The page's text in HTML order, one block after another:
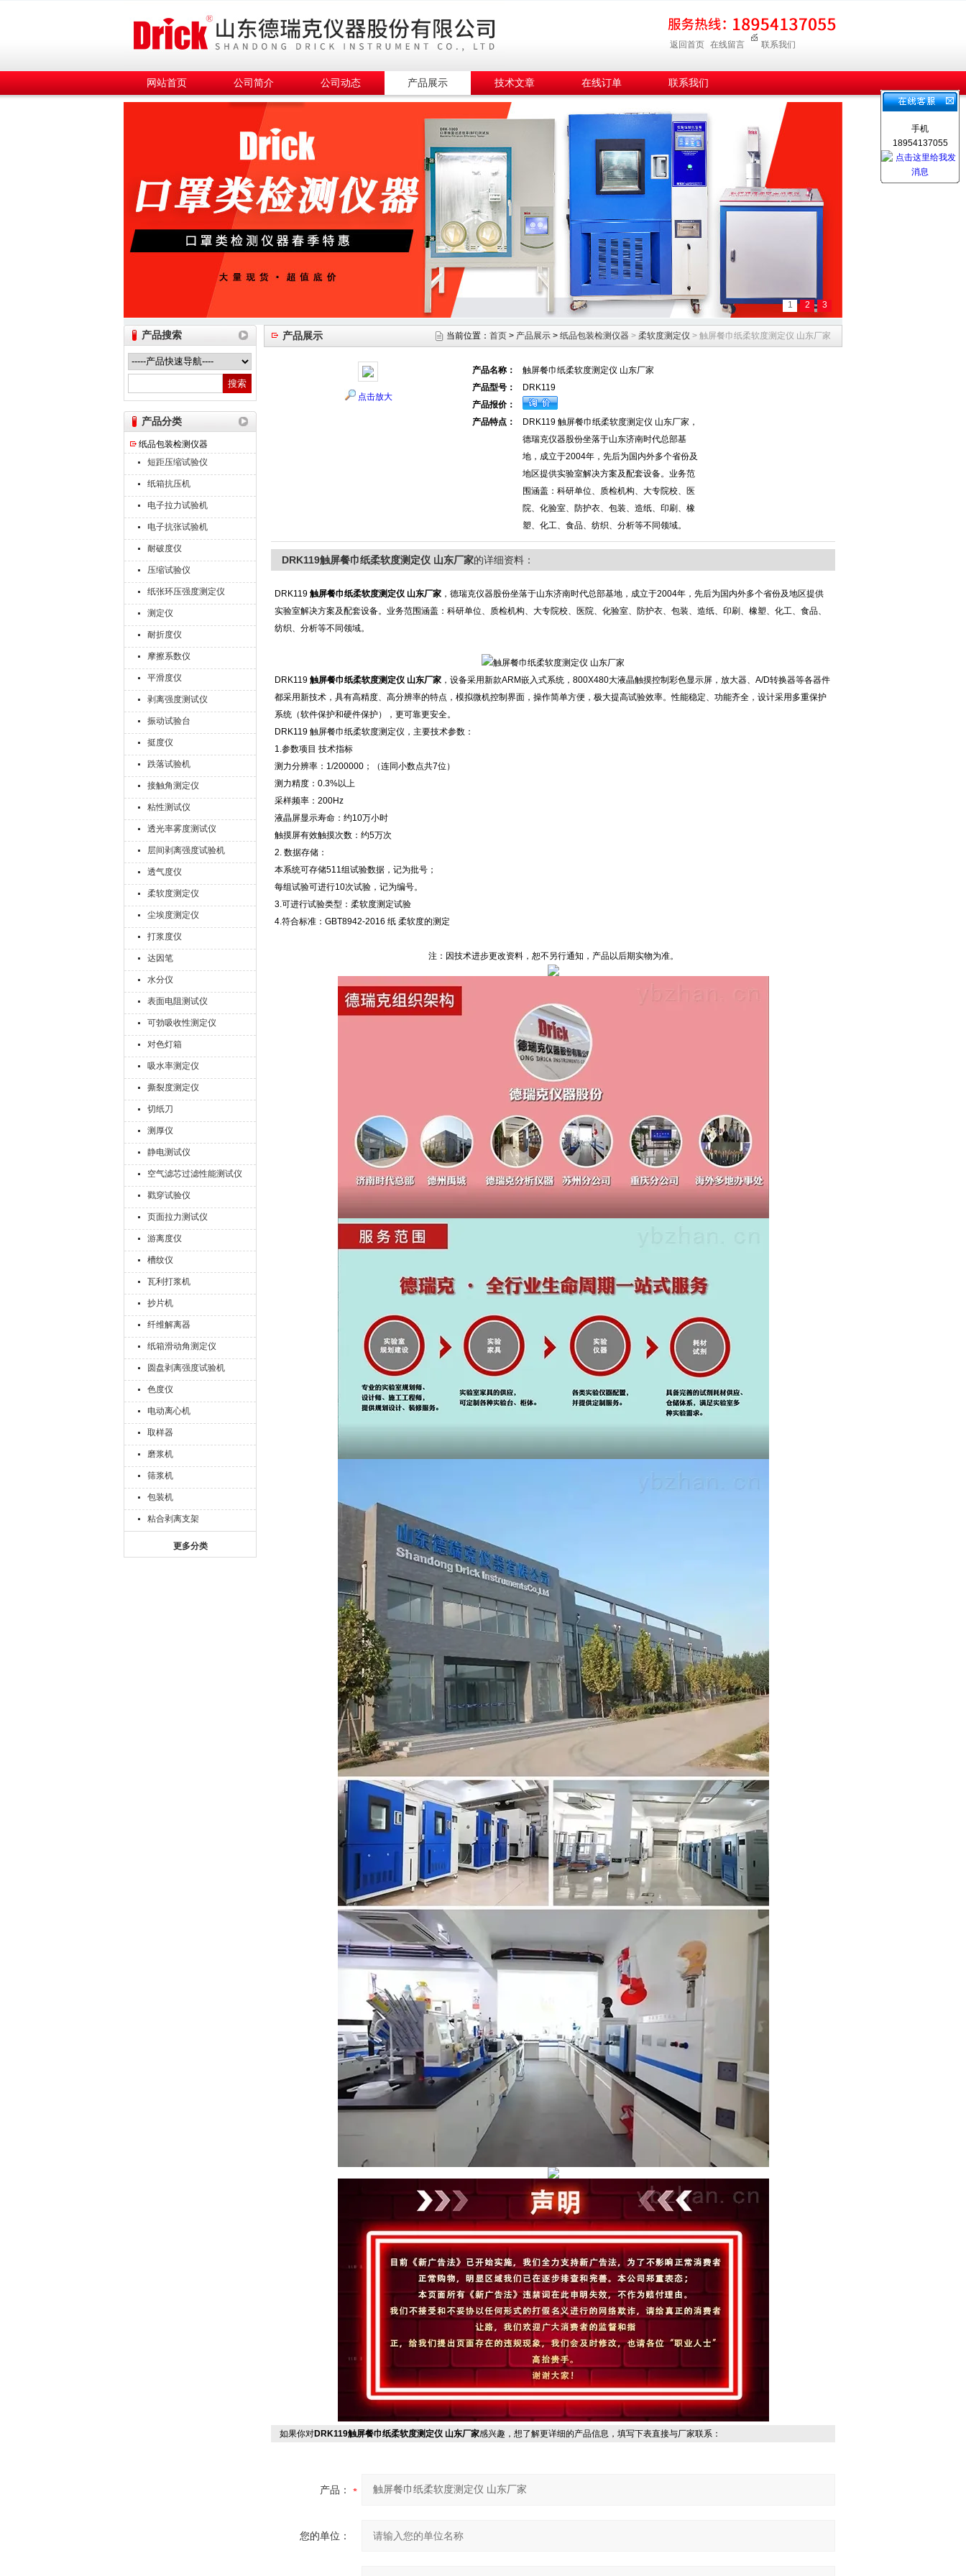
山东德瑞克仪器股份有限公司
返回首页 在线留言 联系我们
网站首页 公司简介 公司动态 产品展示 技术文章 在线订单 联系我们
1 2 3
产品搜索
产品分类
纸品包装检测仪器
短距压缩试验仪
纸箱抗压机
电子拉力试验机
电子抗张试验机
耐破度仪
压缩试验仪
纸张环压强度测定仪
测定仪
耐折度仪
摩擦系数仪
平滑度仪
剥离强度测试仪
振动试验台
挺度仪
跌落试验机
接触角测定仪
粘性测试仪
透光率雾度测试仪
层间剥离强度试验机
透气度仪
柔软度测定仪
尘埃度测定仪
打浆度仪
达因笔
水分仪
表面电阻测试仪
可勃吸收性测定仪
对色灯箱
吸水率测定仪
撕裂度测定仪
切纸刀
测厚仪
静电测试仪
空气滤芯过滤性能测试仪
戳穿试验仪
页面拉力测试仪
游离度仪
槽纹仪
瓦利打浆机
抄片机
纤维解离器
纸箱滑动角测定仪
圆盘剥离强度试验机
色度仪
电动离心机
取样器
磨浆机
筛浆机
包装机
粘合剥离支架
更多分类
产品展示 当前位置： 首页 > 产品展示 > 纸品包装检测仪器 > 柔软度测定仪 > 触屏餐巾纸柔软度测定仪 山东厂家
点击放大
产品名称：
触屏餐巾纸柔软度测定仪 山东厂家
产品型号：
DRK119
产品报价：
产品特点：
DRK119 触屏餐巾纸柔软度测定仪 山东厂家，
德瑞克仪器股份坐落于山东济南时代总部基
地，成立于2004年，先后为国内外多个省份及
地区提供实验室解决方案及配套设备。业务范
围涵盖：科研单位、质检机构、大专院校、医
院、化验室、防护衣、包装、造纸、印刷、橡
塑、化工、食品、纺织、分析等不同领域。
DRK119触屏餐巾纸柔软度测定仪 山东厂家的详细资料：
DRK119 触屏餐巾纸柔软度测定仪 山东厂家 ，德瑞克仪器股份坐落于山东济南时代总部基地，成立于2004年，先后为国内外多个省份及地区提供
实验室解决方案及配套设备。业务范围涵盖：科研单位、质检机构、大专院校、医院、化验室、防护衣、包装、造纸、印刷、橡塑、化工、食品、
纺织、分析等不同领域。
DRK119 触屏餐巾纸柔软度测定仪 山东厂家 ，设备采用新款ARM嵌入式系统，800X480大液晶触摸控制彩色显示屏，放大器、A/D转换器等各器件
都采用新技术，具有高精度、高分辨率的特点，模拟微机控制界面，操作简单方便，极大提高试验效率。性能稳定、功能齐全，设计采用多重保护
系统（软件保护和硬件保护），更可靠更安全。
DRK119 触屏餐巾纸柔软度测定仪，主要技术参数：
1.参数项目 技术指标
测力分辨率：1/200000；（连同小数点共7位）
测力精度：0.3%以上
采样频率：200Hz
液晶屏显示寿命：约10万小时
触摸屏有效触摸次数：约5万次
2. 数据存储：
本系统可存储511组试验数据，记为批号；
每组试验可进行10次试验，记为编号。
3.可进行试验类型：柔软度测定试验
4.符合标准：GBT8942-2016 纸 柔软度的测定
注：因技术进步更改资料，恕不另行通知，产品以后期实物为准。
如果你对DRK119触屏餐巾纸柔软度测定仪 山东厂家感兴趣，想了解更详细的产品信息，填写下表直接与厂家联系：
产品：
您的单位：
手机
18954137055